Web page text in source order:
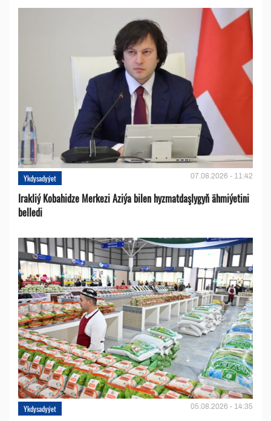
Ykdysadyýet 07.08.2026 - 11:42
Irakliý Kobahidze Merkezi Aziýa bilen hyzmatdaşlygyň ähmiýetini
belledi
Ykdysadyýet 05.08.2026 - 14:35